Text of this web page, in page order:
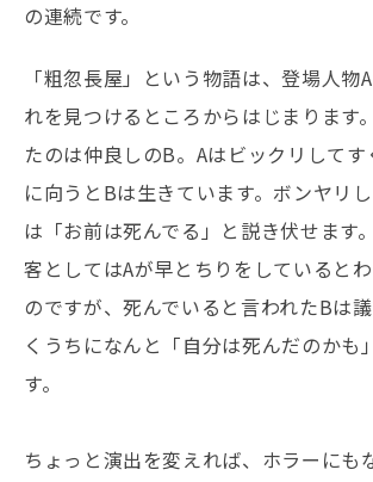
の連続です。
「粗忽長屋」という物語は、登場人物
れを見つけるところからはじまります
たのは仲良しのB。Aはビックリして
に向うとBは生きています。ボンヤリ
は「お前は死んでる」と説き伏せます
客としてはAが早とちりをしていると
のですが、死んでいると言われたBは
くうちになんと「自分は死んだのかも
す。
ちょっと演出を変えれば、ホラーにも